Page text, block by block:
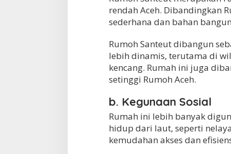
rendah Aceh. Dibandingkan
sederhana dan bahan
Rumoh Santeut dibangun
lebih dinamis, terutama di
kencang. Rumah ini juga
setinggi Rumoh Aceh.
b. Kegunaan Sosial
Rumah ini lebih banyak
hidup dari laut, seperti
kemudahan akses dan